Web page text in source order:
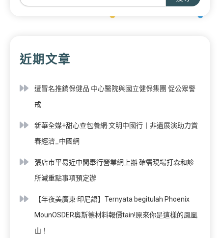
近期文章
遭冒名推銷保健品 中心醫院與國立健保集團 促公眾警
戒
新華全媒+甜心查包養網·文明中國行丨非遺展演助力賞
春經濟_中國網
張店市平易近中間奉行營業網上辦 確需現場打森和診
所減重點事項預定辦
【年夜美廣東·印尼語】Ternyata begitulah Phoenix
MounOSDER奧斯德材料報價tain!原來你是這樣的鳳凰
山！